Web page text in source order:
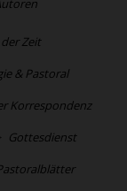
Zeit
& Pastoral
Korrespondenz
Gottesdienst